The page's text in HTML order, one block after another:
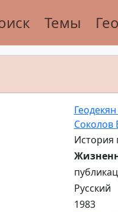
Темы
Соколов
История
Русский
1983